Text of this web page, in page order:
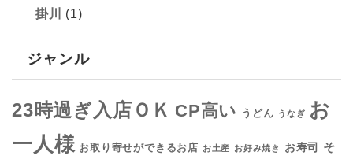
掛川
(1)
ジャンル
23時過ぎ入店ＯＫ CP高い うどん うなぎ お
一人様 お取り寄せができるお店 お土産 お好み焼き お寿司 そ